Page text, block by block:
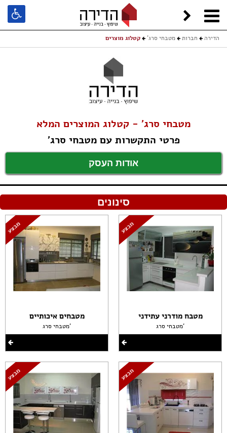
הדירה חברות מטבחי סרג' קטלוג מוצרים
מטבחי סרג' - קטלוג המוצרים המלא
פרטי התקשרות עם מטבחי סרג'
אודות העסק
סינונים
מטבח מודרני עתידני
מטבחי סרג'
מטבחים איכותיים
מטבחי סרג'